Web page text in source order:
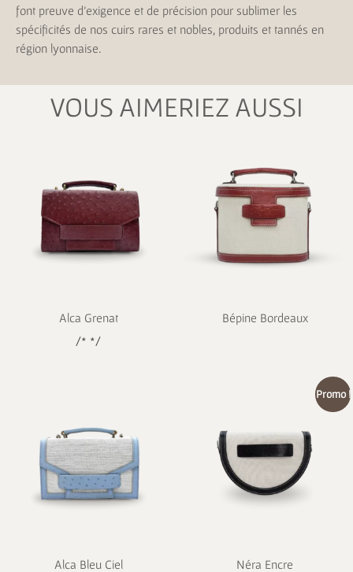
font preuve d’exigence et de précision pour sublimer les
spécificités de nos cuirs rares et nobles, produits et tannés en
région lyonnaise.
VOUS AIMERIEZ AUSSI
Alca Grenat
/* */
Bépine Bordeaux
Alca Bleu Ciel
Promo !
Néra Encre